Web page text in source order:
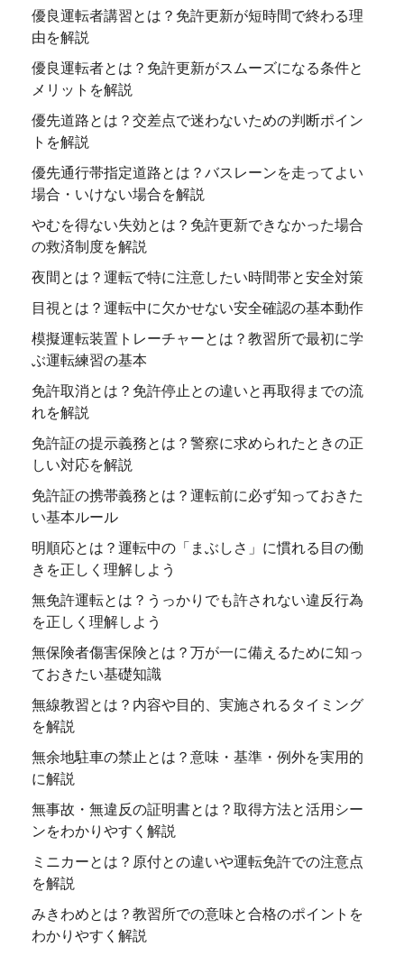
優良運転者講習とは？免許更新が短時間で終わる理
由を解説
優良運転者とは？免許更新がスムーズになる条件と
メリットを解説
優先道路とは？交差点で迷わないための判断ポイン
トを解説
優先通行帯指定道路とは？バスレーンを走ってよい
場合・いけない場合を解説
やむを得ない失効とは？免許更新できなかった場合
の救済制度を解説
夜間とは？運転で特に注意したい時間帯と安全対策
目視とは？運転中に欠かせない安全確認の基本動作
模擬運転装置トレーチャーとは？教習所で最初に学
ぶ運転練習の基本
免許取消とは？免許停止との違いと再取得までの流
れを解説
免許証の提示義務とは？警察に求められたときの正
しい対応を解説
免許証の携帯義務とは？運転前に必ず知っておきた
い基本ルール
明順応とは？運転中の「まぶしさ」に慣れる目の働
きを正しく理解しよう
無免許運転とは？うっかりでも許されない違反行為
を正しく理解しよう
無保険者傷害保険とは？万が一に備えるために知っ
ておきたい基礎知識
無線教習とは？内容や目的、実施されるタイミング
を解説
無余地駐車の禁止とは？意味・基準・例外を実用的
に解説
無事故・無違反の証明書とは？取得方法と活用シー
ンをわかりやすく解説
ミニカーとは？原付との違いや運転免許での注意点
を解説
みきわめとは？教習所での意味と合格のポイントを
わかりやすく解説